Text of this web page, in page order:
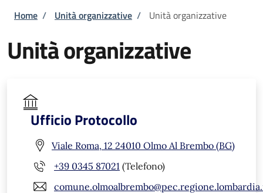
Briciole di pane
Home / Unità organizzative / Unità organizzative
Unità organizzative
Ufficio Protocollo
Viale Roma, 12 24010 Olmo Al Brembo (BG)
+39 0345 87021 (Telefono)